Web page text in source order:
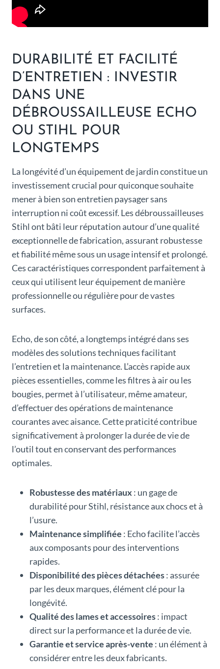
DURABILITÉ ET FACILITÉ
D’ENTRETIEN : INVESTIR
DANS UNE
DÉBROUSSAILLEUSE ECHO
OU STIHL POUR
LONGTEMPS
La longévité d’un équipement de jardin constitue un
investissement crucial pour quiconque souhaite
mener à bien son entretien paysager sans
interruption ni coût excessif. Les débroussailleuses
Stihl ont bâti leur réputation autour d’une qualité
exceptionnelle de fabrication, assurant robustesse
et fiabilité même sous un usage intensif et prolongé.
Ces caractéristiques correspondent parfaitement à
ceux qui utilisent leur équipement de manière
professionnelle ou régulière pour de vastes
surfaces.
Echo, de son côté, a longtemps intégré dans ses
modèles des solutions techniques facilitant
l’entretien et la maintenance. L’accès rapide aux
pièces essentielles, comme les filtres à air ou les
bougies, permet à l’utilisateur, même amateur,
d’effectuer des opérations de maintenance
courantes avec aisance. Cette praticité contribue
significativement à prolonger la durée de vie de
l’outil tout en conservant des performances
optimales.
Robustesse des matériaux : un gage de
durabilité pour Stihl, résistance aux chocs et à
l’usure.
Maintenance simplifiée : Echo facilite l’accès
aux composants pour des interventions
rapides.
Disponibilité des pièces détachées: assurée
par les deux marques, élément clé pour la
longévité.
Qualité des lames et accessoires: impact
direct sur la performance et la durée de vie.
Garantie et service après-vente : un élément à
considérer entre les deux fabricants.